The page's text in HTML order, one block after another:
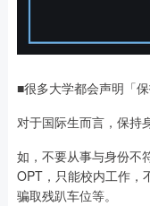
■很多大学都会声明「保
对于国际生而言，保持
如，不要从事与身份不
OPT，只能校内工作，
骗取残趴车位等。